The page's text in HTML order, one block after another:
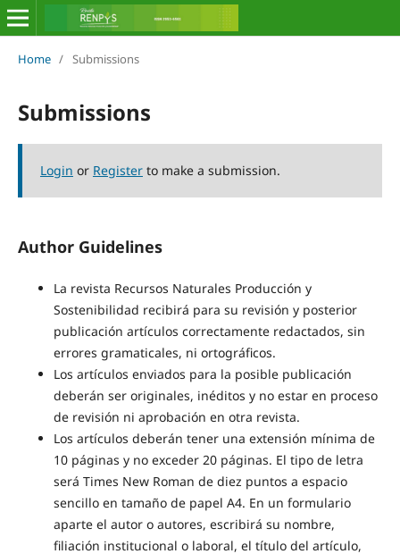
Home / Submissions
Submissions
Login or Registerto make a submission.
Author Guidelines
La revista Recursos Naturales Producción y
Sostenibilidad recibirá para su revisión y posterior
publicación artículos correctamente redactados, sin
errores gramaticales, ni ortográficos.
Los artículos enviados para la posible publicación
deberán ser originales, inéditos y no estar en proceso
de revisión ni aprobación en otra revista.
Los artículos deberán tener una extensión mínima de
10 páginas y no exceder 20 páginas. El tipo de letra
será Times New Roman de diez puntos a espacio
sencillo en tamaño de papel A4. En un formulario
aparte el autor o autores, escribirá su nombre,
filiación institucional o laboral, el título del artículo,